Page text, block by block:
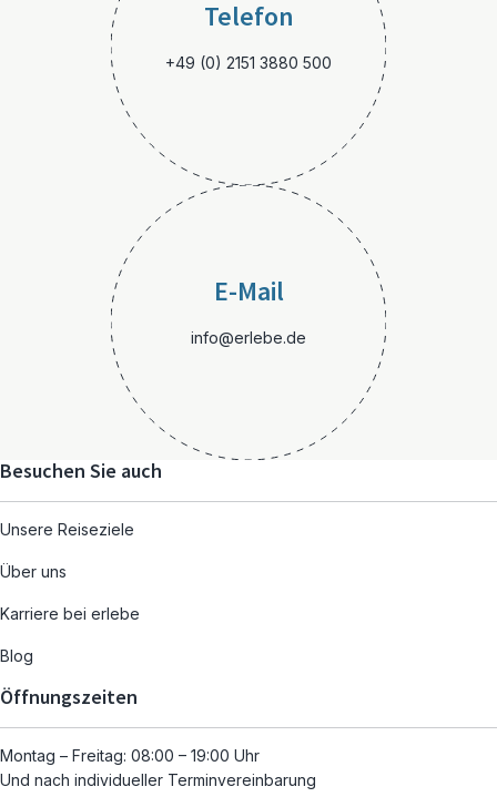
Telefon
+49 (0) 2151 3880 500
E-Mail
info@erlebe.de
Besuchen Sie auch
Unsere Reiseziele
Über uns
Karriere bei erlebe
Blog
Öffnungszeiten
Montag – Freitag: 08:00 – 19:00 Uhr
Und nach individueller Terminvereinbarung